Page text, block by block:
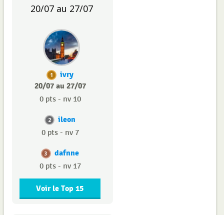
20/07 au 27/07
1
ivry
20/07 au 27/07
0 pts - nv 10
2 ileon
0 pts - nv 7
3 dafnne
0 pts - nv 17
Voir le Top 15